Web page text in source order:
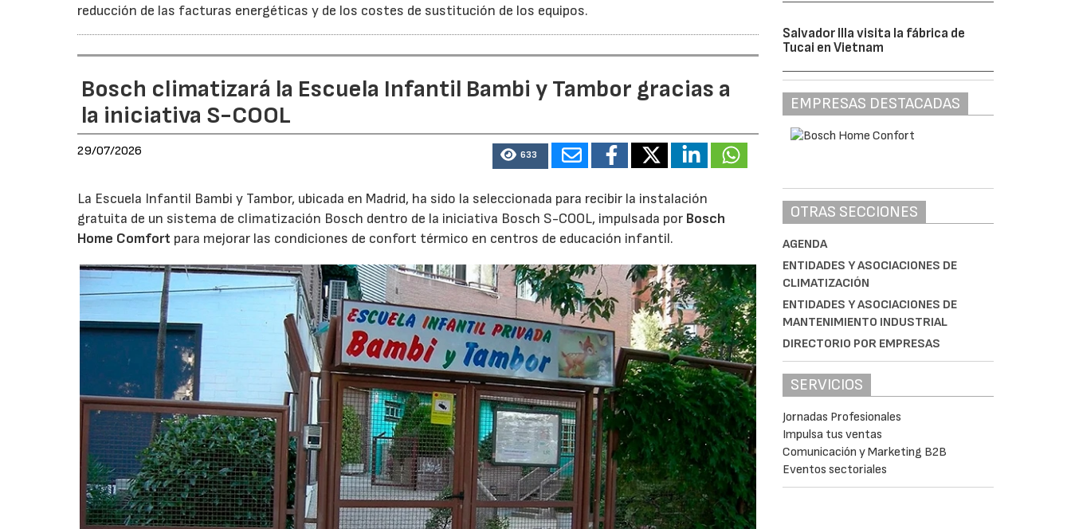
reducción de las facturas energéticas y de los costes de sustitución de los equipos.
Bosch climatizará la Escuela Infantil Bambi y Tambor gracias a
la iniciativa S-COOL
29/07/2026 633
La Escuela Infantil Bambi y Tambor, ubicada en Madrid, ha sido la seleccionada para recibir la instalación
gratuita de un sistema de climatización Bosch dentro de la iniciativa Bosch S-COOL, impulsada por Bosch
Home Comfort para mejorar las condiciones de confort térmico en centros de educación infantil.
Salvador Illa visita la fábrica de
Tucai en Vietnam
EMPRESAS DESTACADAS
OTRAS SECCIONES
AGENDA
ENTIDADES Y ASOCIACIONES DE
CLIMATIZACIÓN
ENTIDADES Y ASOCIACIONES DE
MANTENIMIENTO INDUSTRIAL
DIRECTORIO POR EMPRESAS
SERVICIOS
Jornadas Profesionales
Impulsa tus ventas
Comunicación y Marketing B2B
Eventos sectoriales